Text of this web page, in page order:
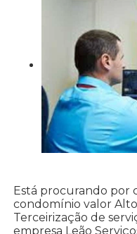
Está procurando por
condomínio valor
Terceirização de
empresa Leão